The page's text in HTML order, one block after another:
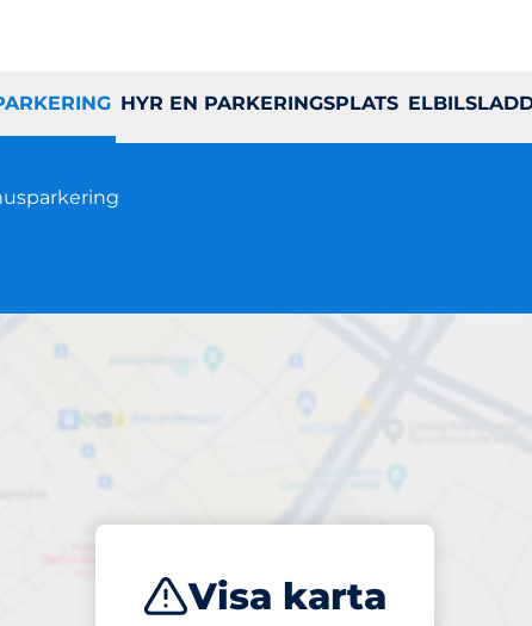
HYR EN PARKERINGSPLATS
Visa karta
Hjortstorpsplan 1